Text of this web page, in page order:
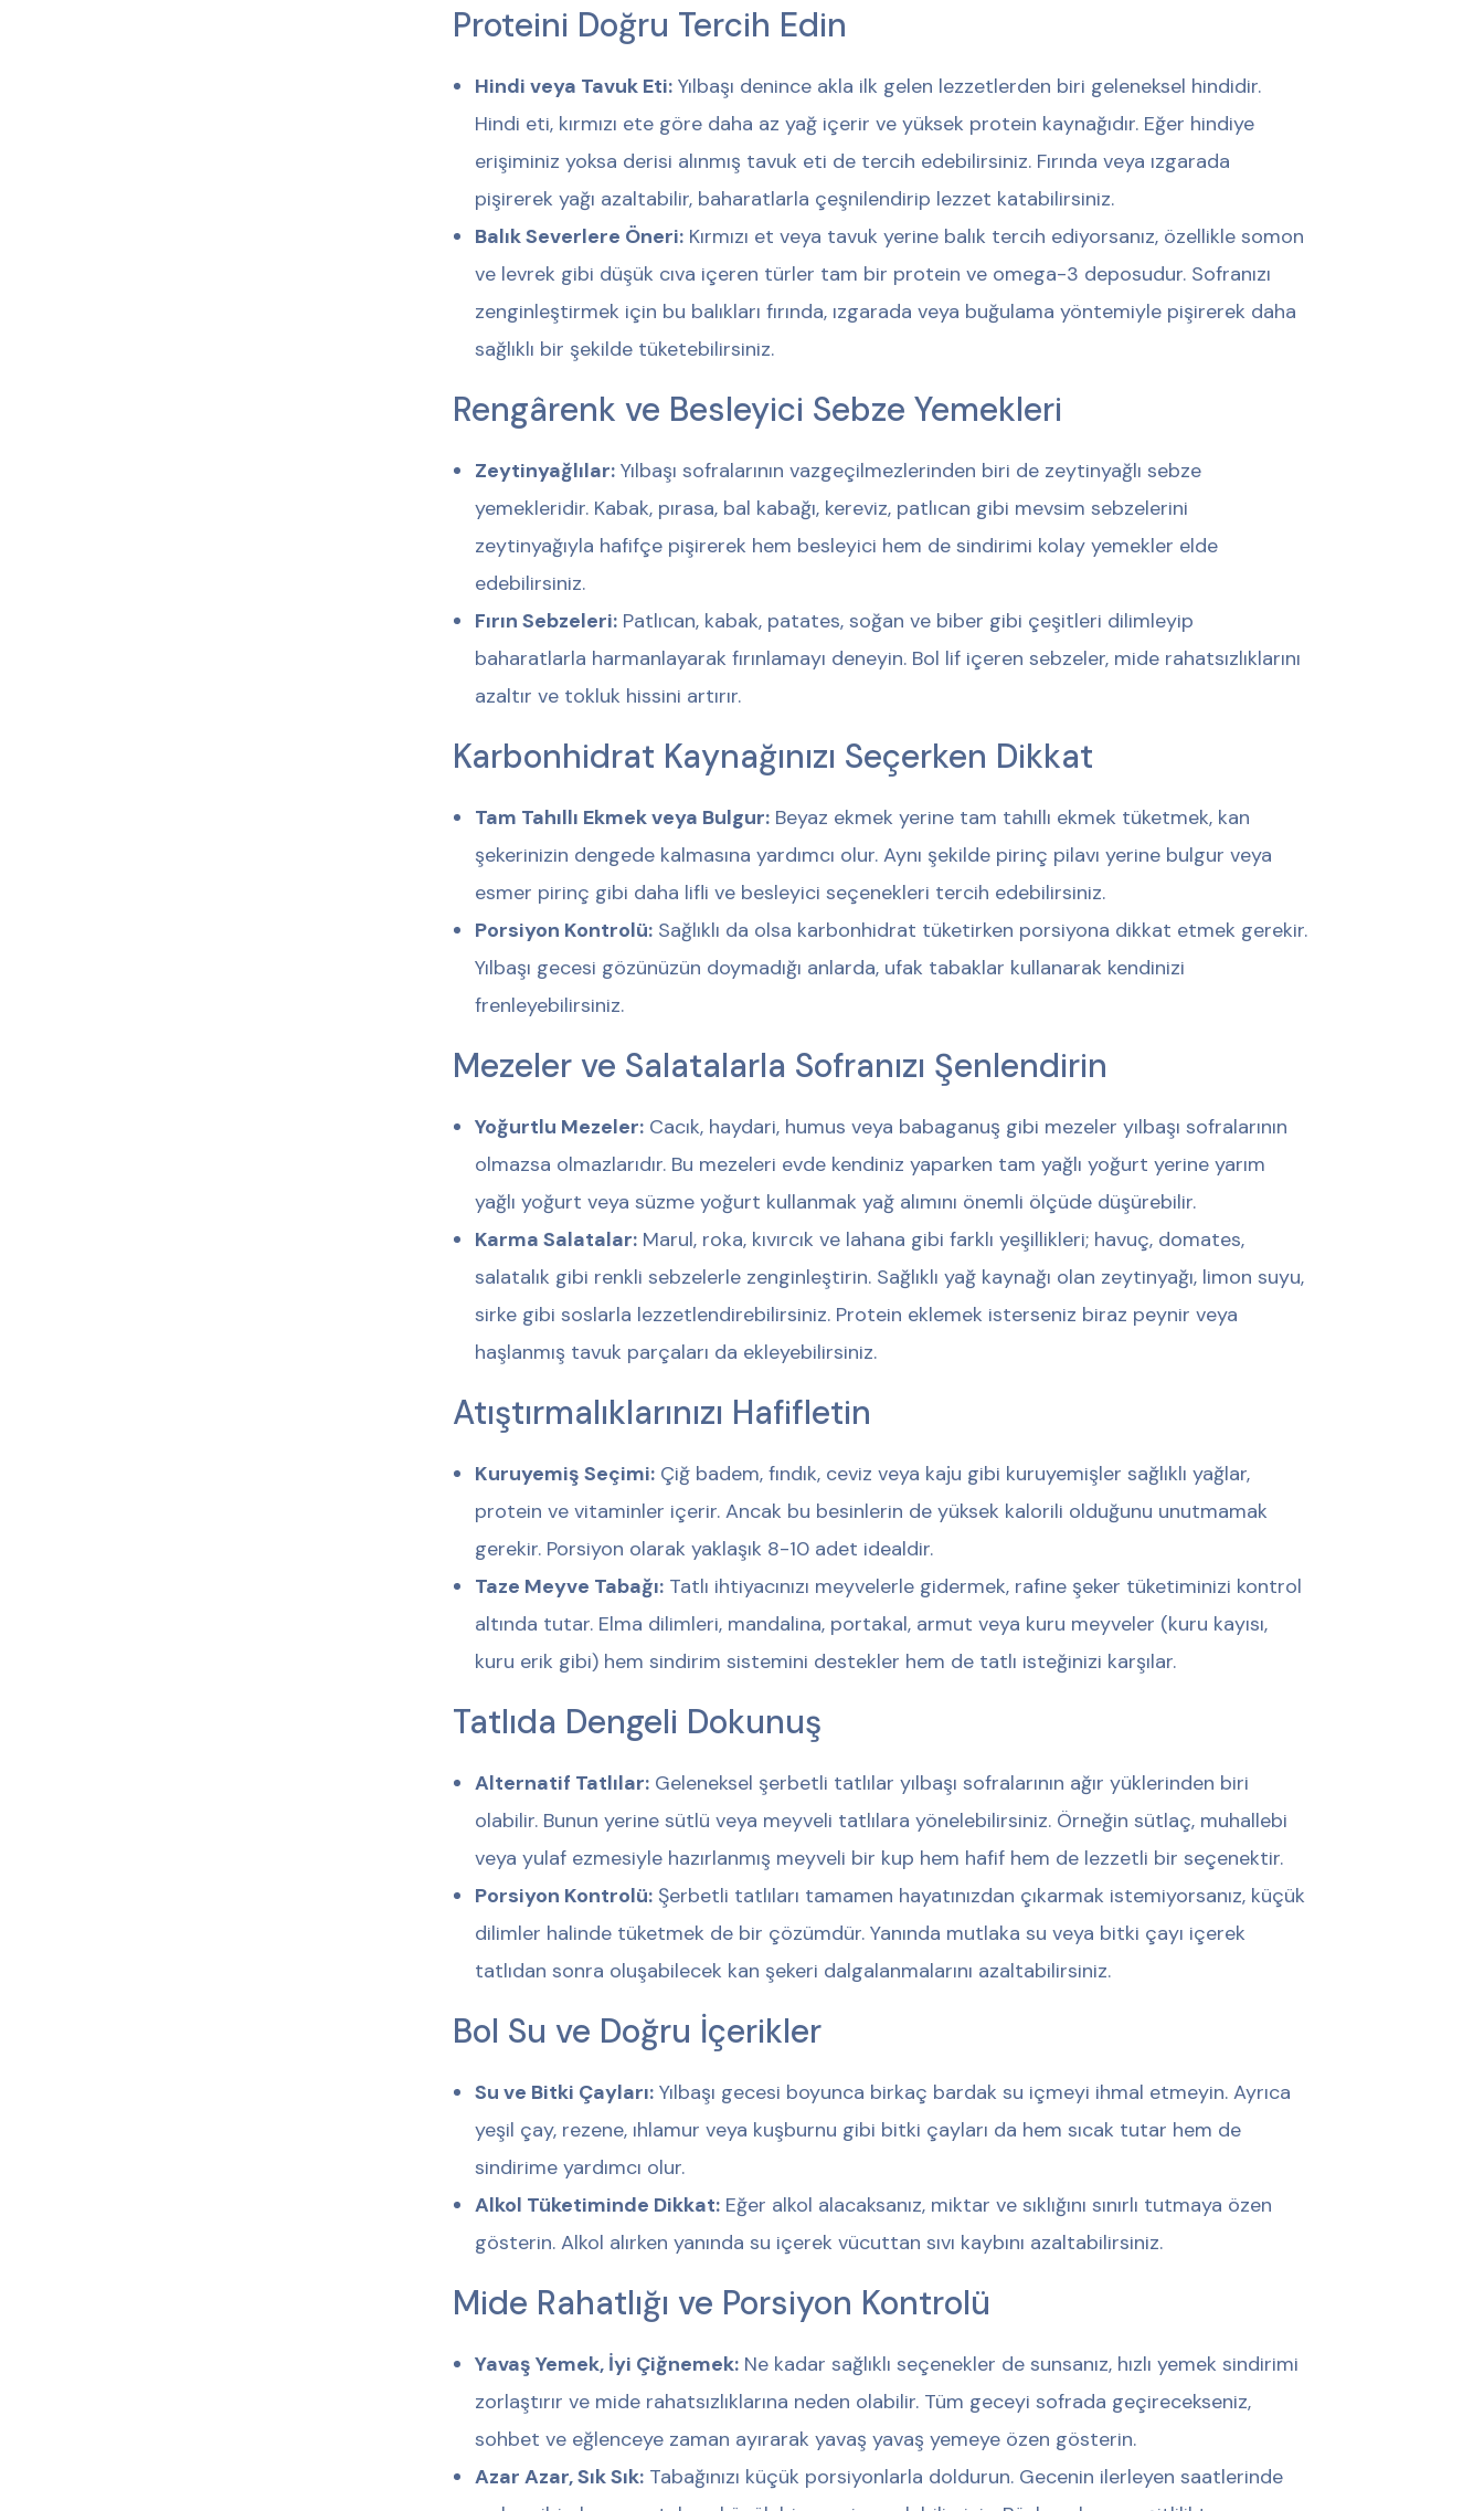
Proteini Doğru Tercih Edin
Hindi veya Tavuk Eti:Yılbaşı denince akla ilk gelen lezzetlerden biri geleneksel hindidir.
Hindi eti, kırmızı ete göre daha az yağ içerir ve yüksek protein kaynağıdır. Eğer hindiye
erişiminiz yoksa derisi alınmış tavuk eti de tercih edebilirsiniz. Fırında veya ızgarada
pişirerek yağı azaltabilir, baharatlarla çeşnilendirip lezzet katabilirsiniz.
Balık Severlere Öneri:Kırmızı et veya tavuk yerine balık tercih ediyorsanız, özellikle somon
ve levrek gibi düşük cıva içeren türler tam bir protein ve omega-3 deposudur. Sofranızı
zenginleştirmek için bu balıkları fırında, ızgarada veya buğulama yöntemiyle pişirerek daha
sağlıklı bir şekilde tüketebilirsiniz.
Rengârenk ve Besleyici Sebze Yemekleri
Zeytinyağlılar:Yılbaşı sofralarının vazgeçilmezlerinden biri de zeytinyağlı sebze
yemekleridir. Kabak, pırasa, bal kabağı, kereviz, patlıcan gibi mevsim sebzelerini
zeytinyağıyla hafifçe pişirerek hem besleyici hem de sindirimi kolay yemekler elde
edebilirsiniz.
Fırın Sebzeleri:Patlıcan, kabak, patates, soğan ve biber gibi çeşitleri dilimleyip
baharatlarla harmanlayarak fırınlamayı deneyin. Bol lif içeren sebzeler, mide rahatsızlıklarını
azaltır ve tokluk hissini artırır.
Karbonhidrat Kaynağınızı Seçerken Dikkat
Tam Tahıllı Ekmek veya Bulgur:Beyaz ekmek yerine tam tahıllı ekmek tüketmek, kan
şekerinizin dengede kalmasına yardımcı olur. Aynı şekilde pirinç pilavı yerine bulgur veya
esmer pirinç gibi daha lifli ve besleyici seçenekleri tercih edebilirsiniz.
Porsiyon Kontrolü:Sağlıklı da olsa karbonhidrat tüketirken porsiyona dikkat etmek gerekir.
Yılbaşı gecesi gözünüzün doymadığı anlarda, ufak tabaklar kullanarak kendinizi
frenleyebilirsiniz.
Mezeler ve Salatalarla Sofranızı Şenlendirin
Yoğurtlu Mezeler:Cacık, haydari, humus veya babaganuş gibi mezeler yılbaşı sofralarının
olmazsa olmazlarıdır. Bu mezeleri evde kendiniz yaparken tam yağlı yoğurt yerine yarım
yağlı yoğurt veya süzme yoğurt kullanmak yağ alımını önemli ölçüde düşürebilir.
Karma Salatalar:Marul, roka, kıvırcık ve lahana gibi farklı yeşillikleri; havuç, domates,
salatalık gibi renkli sebzelerle zenginleştirin. Sağlıklı yağ kaynağı olan zeytinyağı, limon suyu,
sirke gibi soslarla lezzetlendirebilirsiniz. Protein eklemek isterseniz biraz peynir veya
haşlanmış tavuk parçaları da ekleyebilirsiniz.
Atıştırmalıklarınızı Hafifletin
Kuruyemiş Seçimi:Çiğ badem, fındık, ceviz veya kaju gibi kuruyemişler sağlıklı yağlar,
protein ve vitaminler içerir. Ancak bu besinlerin de yüksek kalorili olduğunu unutmamak
gerekir. Porsiyon olarak yaklaşık 8-10 adet idealdir.
Taze Meyve Tabağı:Tatlı ihtiyacınızı meyvelerle gidermek, rafine şeker tüketiminizi kontrol
altında tutar. Elma dilimleri, mandalina, portakal, armut veya kuru meyveler (kuru kayısı,
kuru erik gibi) hem sindirim sistemini destekler hem de tatlı isteğinizi karşılar.
Tatlıda Dengeli Dokunuş
Alternatif Tatlılar:Geleneksel şerbetli tatlılar yılbaşı sofralarının ağır yüklerinden biri
olabilir. Bunun yerine sütlü veya meyveli tatlılara yönelebilirsiniz. Örneğin sütlaç, muhallebi
veya yulaf ezmesiyle hazırlanmış meyveli bir kup hem hafif hem de lezzetli bir seçenektir.
Porsiyon Kontrolü:Şerbetli tatlıları tamamen hayatınızdan çıkarmak istemiyorsanız, küçük
dilimler halinde tüketmek de bir çözümdür. Yanında mutlaka su veya bitki çayı içerek
tatlıdan sonra oluşabilecek kan şekeri dalgalanmalarını azaltabilirsiniz.
Bol Su ve Doğru İçerikler
Su ve Bitki Çayları:Yılbaşı gecesi boyunca birkaç bardak su içmeyi ihmal etmeyin. Ayrıca
yeşil çay, rezene, ıhlamur veya kuşburnu gibi bitki çayları da hem sıcak tutar hem de
sindirime yardımcı olur.
Alkol Tüketiminde Dikkat:Eğer alkol alacaksanız, miktar ve sıklığını sınırlı tutmaya özen
gösterin. Alkol alırken yanında su içerek vücuttan sıvı kaybını azaltabilirsiniz.
Mide Rahatlığı ve Porsiyon Kontrolü
Yavaş Yemek, İyi Çiğnemek:Ne kadar sağlıklı seçenekler de sunsanız, hızlı yemek sindirimi
zorlaştırır ve mide rahatsızlıklarına neden olabilir. Tüm geceyi sofrada geçirecekseniz,
sohbet ve eğlenceye zaman ayırarak yavaş yavaş yemeye özen gösterin.
Azar Azar, Sık Sık:Tabağınızı küçük porsiyonlarla doldurun. Gecenin ilerleyen saatlerinde